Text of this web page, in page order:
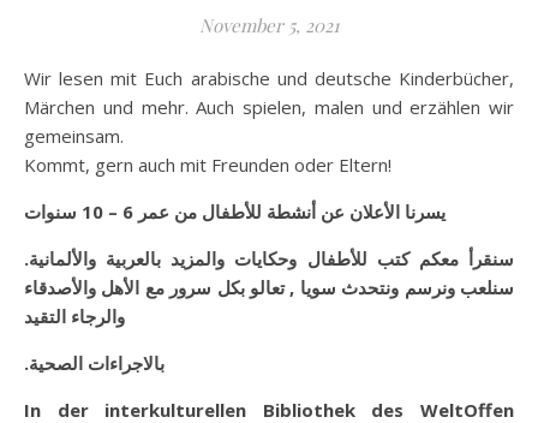
November 5, 2021
Wir lesen mit Euch arabische und deutsche Kinderbücher,
Märchen und mehr. Auch spielen, malen und erzählen wir
gemeinsam.
Kommt, gern auch mit Freunden oder Eltern!
يسرنا الأعلان عن أنشطة للأطفال من عمر 6 – 10 سنوات
سنقرأ معكم كتب للأطفال وحكايات والمزيد بالعربية والألمانية.
سنلعب ونرسم ونتحدث سويا ,تعالو بكل سرور مع الأهل والأصدقاء
والرجاء التقيد
.بالاجراءات الصحية
In der interkulturellen Bibliothek des WeltOffen